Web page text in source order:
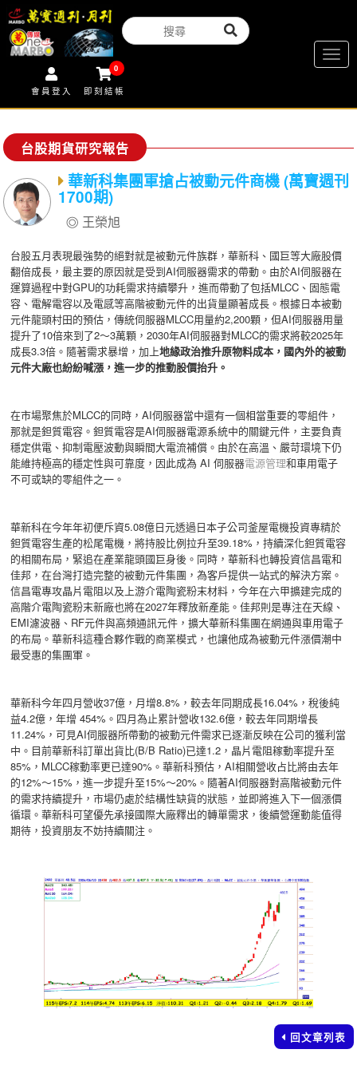
會員登入
0
即刻結帳
台股期貨研究報告
華新科集團軍搶占被動元件商機 (萬寶週刊
1700期)
王榮旭
台股五月表現最強勢的絕對就是被動元件族群，華新科、國巨等大廠股價
翻倍成長，最主要的原因就是受到AI伺服器需求的帶動。由於AI伺服器在
運算過程中對GPU的功耗需求持續攀升，進而帶動了包括MLCC、固態電
容、電解電容以及電感等高階被動元件的出貨量顯著成長。根據日本被動
元件龍頭村田的預估，傳統伺服器MLCC用量約2,200顆，但AI伺服器用量
提升了10倍來到了2～3萬顆，2030年AI伺服器對MLCC的需求將較2025年
成長3.3倍。隨著需求暴增，加上地緣政治推升原物料成本，國內外的被動
元件大廠也紛紛喊漲，進一步的推動股價抬升。
在市場聚焦於MLCC的同時，AI伺服器當中還有一個相當重要的零組件，
那就是鉭質電容。鉭質電容是AI伺服器電源系統中的關鍵元件，主要負責
穩定供電、抑制電壓波動與瞬間大電流補償。由於在高溫、嚴苛環境下仍
能維持極高的穩定性與可靠度，因此成為 AI 伺服器電源管理和車用電子
不可或缺的零組件之一。
華新科在今年年初便斥資5.08億日元透過日本子公司釜屋電機投資專精於
鉭質電容生產的松尾電機，將持股比例拉升至39.18%，持續深化鉭質電容
的相關布局，緊追在產業龍頭國巨身後。同時，華新科也轉投資信昌電和
佳邦，在台灣打造完整的被動元件集團，為客戶提供一站式的解決方案。
信昌電專攻晶片電阻以及上游介電陶瓷粉末材料，今年在六甲擴建完成的
高階介電陶瓷粉末新廠也將在2027年釋放新產能。佳邦則是專注在天線、
EMI濾波器、RF元件與高頻通訊元件，擴大華新科集團在網通與車用電子
的布局。華新科這種合夥作戰的商業模式，也讓他成為被動元件漲價潮中
最受惠的集團軍。
華新科今年四月營收37億，月增8.8%，較去年同期成長16.04%，稅後純
益4.2億，年增 454%。四月為止累計營收132.6億，較去年同期增長
11.24%，可見AI伺服器所帶動的被動元件需求已逐漸反映在公司的獲利當
中。目前華新科訂單出貨比(B/B Ratio)已達1.2，晶片電阻稼動率提升至
85%，MLCC稼動率更已達90%。華新科預估，AI相關營收占比將由去年
的12%～15%，進一步提升至15%～20%。隨著AI伺服器對高階被動元件
的需求持續提升，市場仍處於結構性缺貨的狀態，並即將進入下一個漲價
循環。華新科可望優先承接國際大廠釋出的轉單需求，後續營運動能值得
期待，投資朋友不妨持續關注。
回文章列表